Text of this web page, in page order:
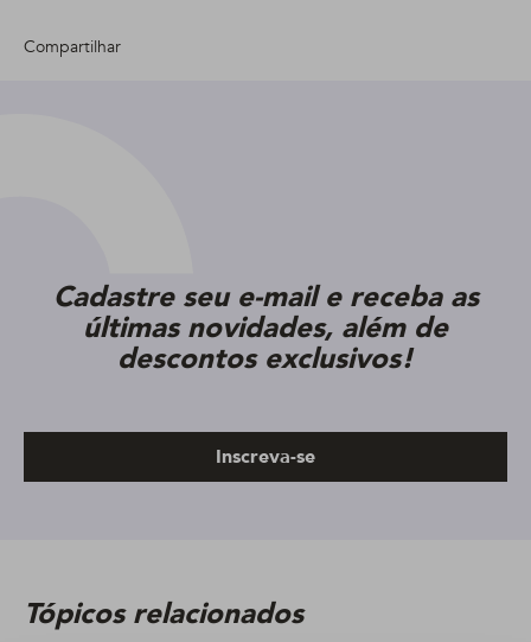
Compartilhar
Cadastre seu e-mail e receba as
últimas novidades, além de
descontos exclusivos!
Inscreva-se
Tópicos relacionados